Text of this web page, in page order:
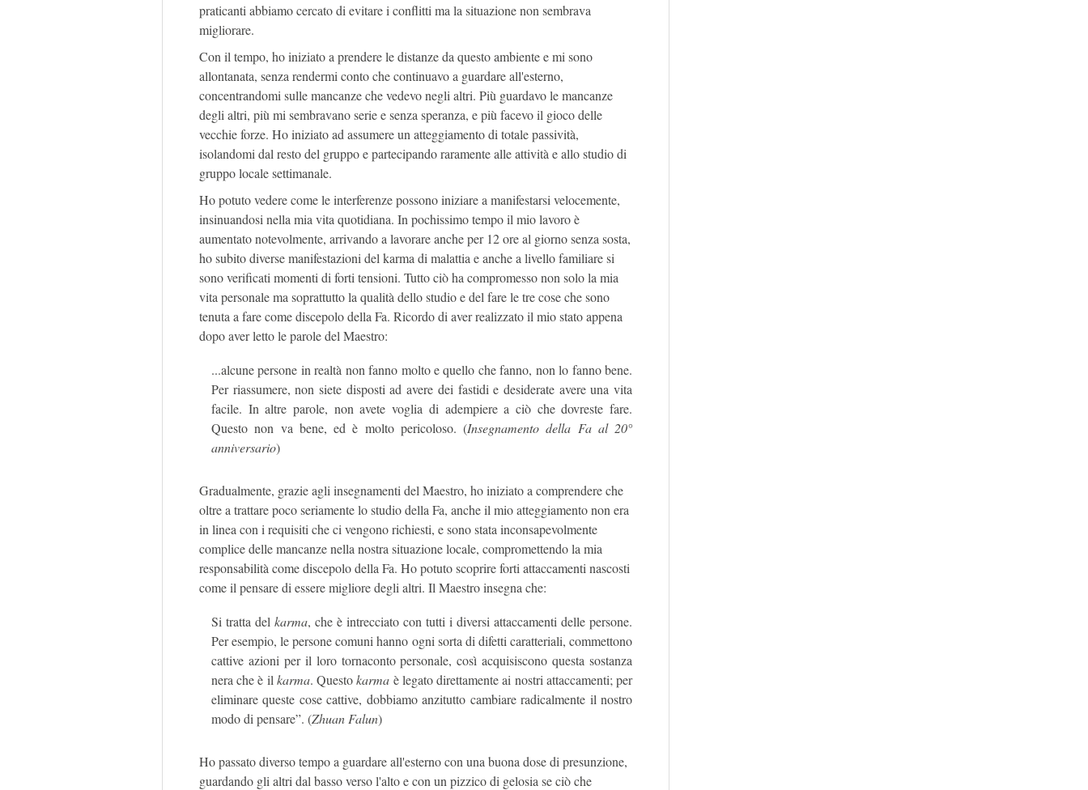
praticanti abbiamo cercato di evitare i conflitti ma la situazione non sembrava
migliorare.
Con il tempo, ho iniziato a prendere le distanze da questo ambiente e mi sono
allontanata, senza rendermi conto che continuavo a guardare all'esterno,
concentrandomi sulle mancanze che vedevo negli altri. Più guardavo le mancanze
degli altri, più mi sembravano serie e senza speranza, e più facevo il gioco delle
vecchie forze. Ho iniziato ad assumere un atteggiamento di totale passività,
isolandomi dal resto del gruppo e partecipando raramente alle attività e allo studio di
gruppo locale settimanale.
Ho potuto vedere come le interferenze possono iniziare a manifestarsi velocemente,
insinuandosi nella mia vita quotidiana. In pochissimo tempo il mio lavoro è
aumentato notevolmente, arrivando a lavorare anche per 12 ore al giorno senza sosta,
ho subito diverse manifestazioni del karma di malattia e anche a livello familiare si
sono verificati momenti di forti tensioni. Tutto ciò ha compromesso non solo la mia
vita personale ma soprattutto la qualità dello studio e del fare le tre cose che sono
tenuta a fare come discepolo della Fa. Ricordo di aver realizzato il mio stato appena
dopo aver letto le parole del Maestro:
...alcune persone in realtà non fanno molto e quello che fanno, non lo fanno bene.
Per riassumere, non siete disposti ad avere dei fastidi e desiderate avere una vita
facile. In altre parole, non avete voglia di adempiere a ciò che dovreste fare.
Questo non va bene, ed è molto pericoloso. (Insegnamento della Fa al 20°
anniversario)
Gradualmente, grazie agli insegnamenti del Maestro, ho iniziato a comprendere che
oltre a trattare poco seriamente lo studio della Fa, anche il mio atteggiamento non era
in linea con i requisiti che ci vengono richiesti, e sono stata inconsapevolmente
complice delle mancanze nella nostra situazione locale, compromettendo la mia
responsabilità come discepolo della Fa. Ho potuto scoprire forti attaccamenti nascosti
come il pensare di essere migliore degli altri. Il Maestro insegna che:
Si tratta del karma, che è intrecciato con tutti i diversi attaccamenti delle persone.
Per esempio, le persone comuni hanno ogni sorta di difetti caratteriali, commettono
cattive azioni per il loro tornaconto personale, così acquisiscono questa sostanza
nera che è il karma. Questokarma è legato direttamente ai nostri attaccamenti; per
eliminare queste cose cattive, dobbiamo anzitutto cambiare radicalmente il nostro
modo di pensare”. (Zhuan Falun)
Ho passato diverso tempo a guardare all'esterno con una buona dose di presunzione,
guardando gli altri dal basso verso l'alto e con un pizzico di gelosia se ciò che